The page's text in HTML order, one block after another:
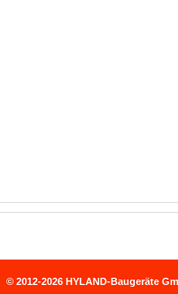
© 2012-2026 HYLAND-Baugeräte